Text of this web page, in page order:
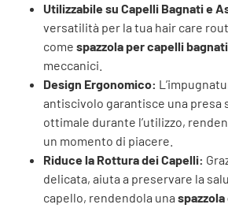
Utilizzabile su Capelli Bagnati e
versatilità per la tua hair care
come spazzola per capelli bagnati
meccanici.
Design Ergonomico:
antiscivolo garantisce una presa
ottimale durante l’utilizzo,
un momento di piacere.
Riduce la Rottura dei Capelli:
delicata, aiuta a preservare la
capello, rendendola una